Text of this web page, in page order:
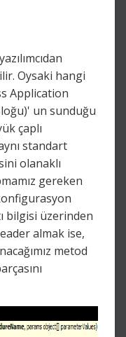
Oysaki hangi
Application
un sunduğu
çaplı
standart
olanaklı
gereken
bilgisi üzerinden
almak ise,
metod